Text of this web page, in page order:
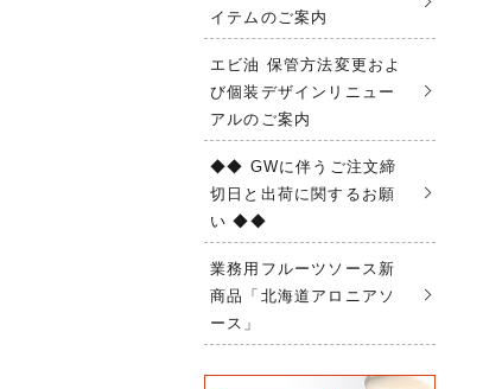
イテムのご案内
エビ油 保管方法変更およ
び個装デザインリニュー
アルのご案内
◆◆ GWに伴うご注文締
切日と出荷に関するお願
い ◆◆
業務用フルーツソース新
商品「北海道アロニアソ
ース」